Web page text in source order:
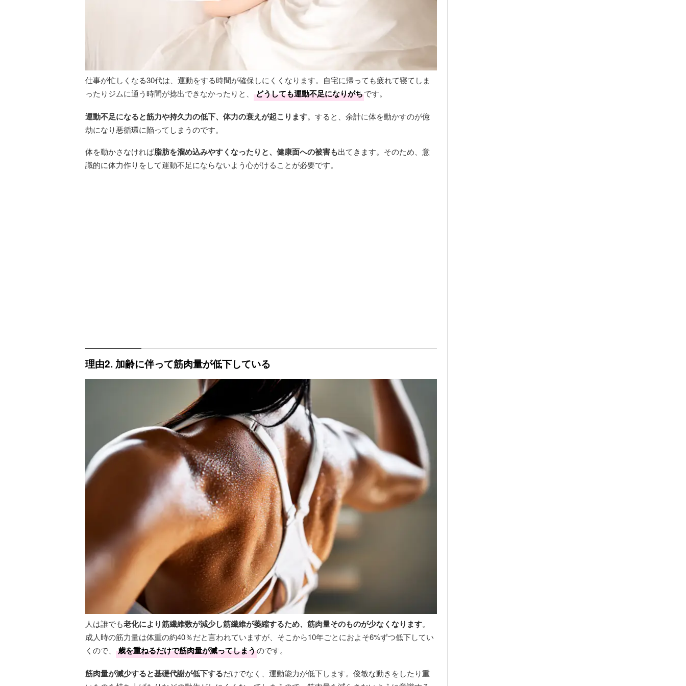
仕事が忙しくなる30代は、運動をする時間が確保しにくくなります。自宅に帰っても疲れて寝てしま
ったりジムに通う時間が捻出できなかったりと、
どうしても運動不足になりがちです。
運動不足になると筋力や持久力の低下、体力の衰えが起こります。すると、余計に体を動かすのが億
劫になり悪循環に陥ってしまうのです。
体を動かさなければ脂肪を溜め込みやすくなったりと、健康面への被害も出てきます。そのため、意
識的に体力作りをして運動不足にならないよう心がけることが必要です。
理由2. 加齢に伴って筋肉量が低下している
人は誰でも老化により筋繊維数が減少し筋繊維が萎縮するため、筋肉量そのものが少なくなります。
成人時の筋力量は体重の約40％だと言われていますが、そこから10年ごとにおよそ6%ずつ低下してい
くので、
歳を重ねるだけで筋肉量が減ってしまうのです。
筋肉量が減少すると基礎代謝が低下するだけでなく、運動能力が低下します。俊敏な動きをしたり重